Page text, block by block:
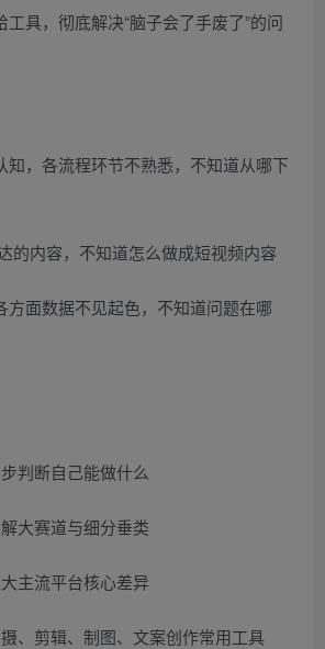
具，彻底解决“脑子会了手废了”的问
知，各流程环节不熟悉，不知道从哪下
的内容，不知道怎么做成短视频内容
方面数据不见起色，不知道问题在哪
判断自己能做什么
大赛道与细分垂类
主流平台核心差异
、剪辑、制图、文案创作常用工具